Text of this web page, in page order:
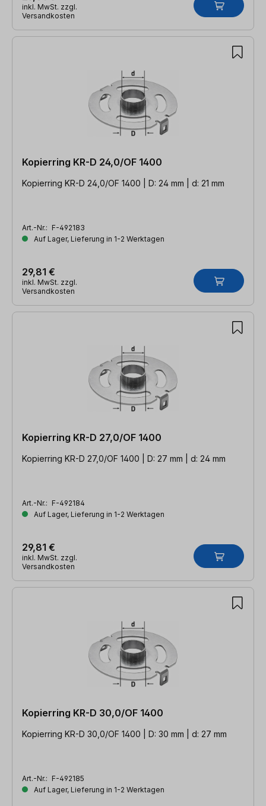
inkl. MwSt. zzgl.
Versandkosten
Kopierring KR-D 24,0/OF 1400
Kopierring KR-D 24,0/OF 1400 | D: 24 mm | d: 21 mm
Art.-Nr.: F-492183
Auf Lager, Lieferung in 1-2 Werktagen
29,81 €
inkl. MwSt. zzgl.
Versandkosten
Kopierring KR-D 27,0/OF 1400
Kopierring KR-D 27,0/OF 1400 | D: 27 mm | d: 24 mm
Art.-Nr.: F-492184
Auf Lager, Lieferung in 1-2 Werktagen
29,81 €
inkl. MwSt. zzgl.
Versandkosten
Kopierring KR-D 30,0/OF 1400
Kopierring KR-D 30,0/OF 1400 | D: 30 mm | d: 27 mm
Art.-Nr.: F-492185
Auf Lager, Lieferung in 1-2 Werktagen